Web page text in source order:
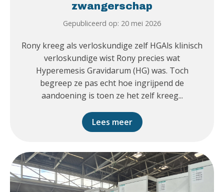
zwangerschap
Gepubliceerd op: 20 mei 2026
Rony kreeg als verloskundige zelf HGAls klinisch
verloskundige wist Rony precies wat
Hyperemesis Gravidarum (HG) was. Toch
begreep ze pas echt hoe ingrijpend de
aandoening is toen ze het zelf kreeg...
Lees meer